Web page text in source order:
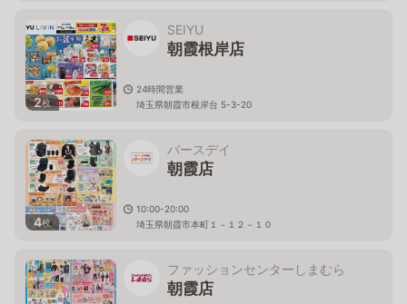
2枚
SEIYU
朝霞根岸店
24時間営業
埼玉県朝霞市根岸台 5-3-20
4枚
バースデイ
朝霞店
10:00-20:00
埼玉県朝霞市本町１－１２－１０
ファッションセンターしまむら
朝霞店